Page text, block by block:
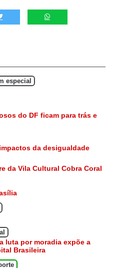
especial
do DF ficam para trás e
da desigualdade
da Vila Cultural Cobra Coral
luta por moradia expõe a
Brasileira